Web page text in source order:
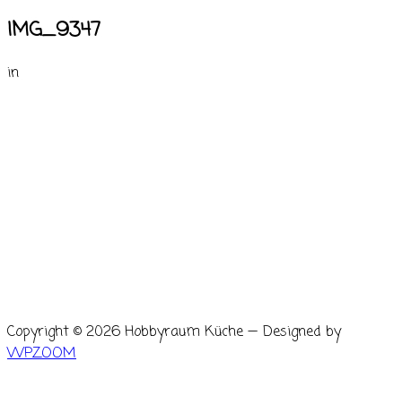
IMG_9347
in
Copyright © 2026 Hobbyraum Küche — Designed by
WPZOOM